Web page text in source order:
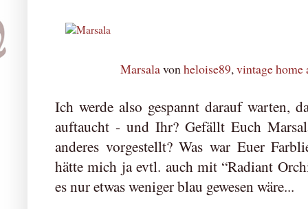
Marsalavonheloise89,vintage home
Ich werde also gespannt darauf warten,
auftaucht - und Ihr? Gefällt Euch
anderes vorgestellt? Was war Euer
hätte mich ja evtl. auch mit “Radiant
es nur etwas weniger blau gewesen wäre...